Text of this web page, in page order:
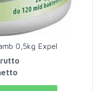
0,5kg Expel